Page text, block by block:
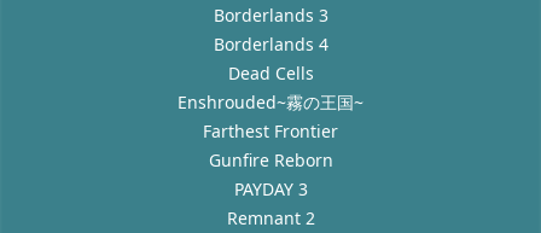
Borderlands 3
Borderlands 4
Dead Cells
Enshrouded~霧の王国~
Farthest Frontier
Gunfire Reborn
PAYDAY 3
Remnant 2